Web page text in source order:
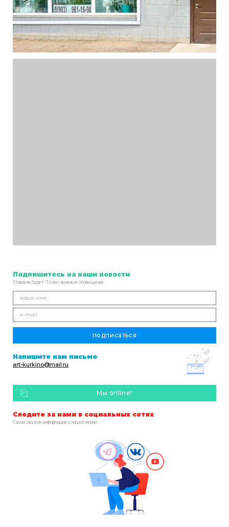
Подпишитесь на наши новости
Спама не будет. Только важные оповещения.
подписаться
Следите за нами в социальных сетях
Самая свежая информация о нашей жизни.
Напишите нам письмо
art-kurkino@mail.ru
Мы online!